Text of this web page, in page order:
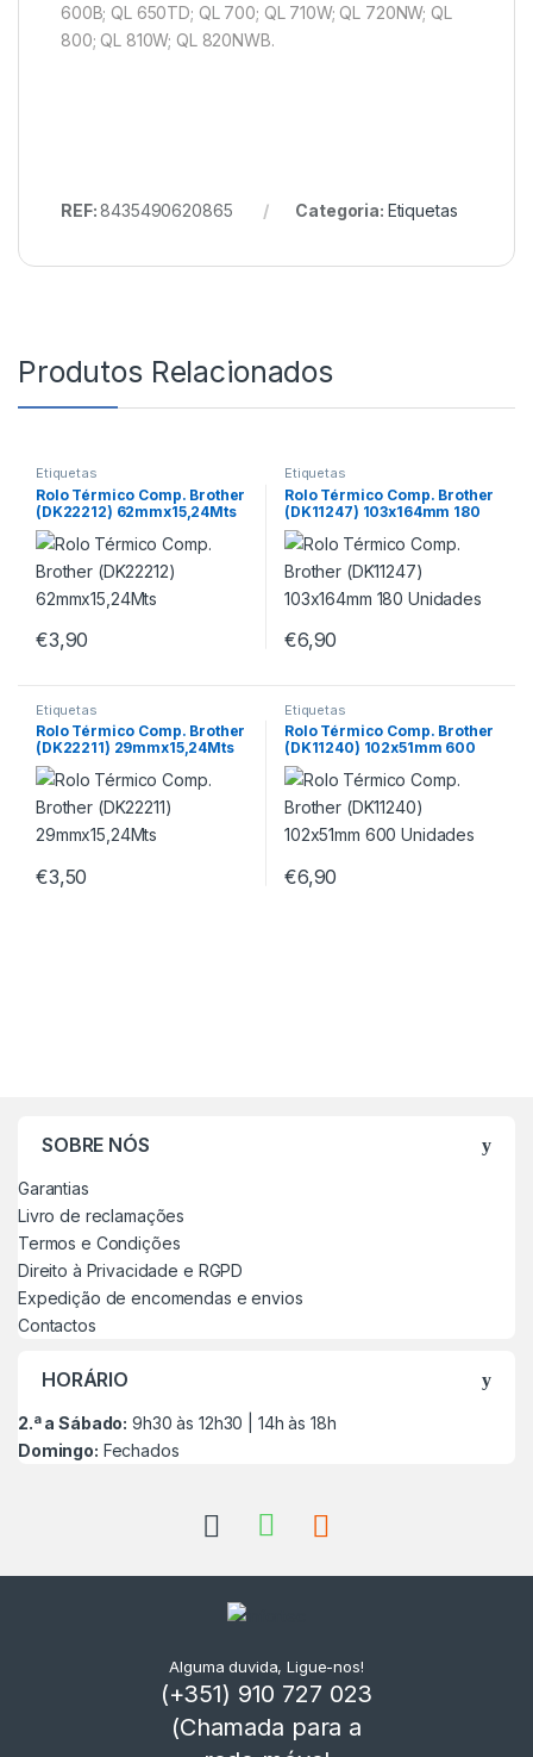
600B; QL 650TD; QL 700; QL 710W; QL 720NW; QL
800; QL 810W; QL 820NWB.
REF:8435490620865 Categoria: Etiquetas
Produtos Relacionados
Etiquetas
Rolo Térmico Comp. Brother
(DK22212) 62mmx15,24Mts
€3,90
Etiquetas
Rolo Térmico Comp. Brother
(DK11247) 103x164mm 180
Unidades
€6,90
Etiquetas
Rolo Térmico Comp. Brother
(DK22211) 29mmx15,24Mts
€3,50
Etiquetas
Rolo Térmico Comp. Brother
(DK11240) 102x51mm 600
Unidades
€6,90
SOBRE NÓS
Garantias
Livro de reclamações
Termos e Condições
Direito à Privacidade e RGPD
Expedição de encomendas e envios
Contactos
HORÁRIO
2.ª a Sábado: 9h30 às 12h30 | 14h às 18h
Domingo: Fechados
Alguma duvida, Ligue-nos!
(+351) 910 727 023
(Chamada para a